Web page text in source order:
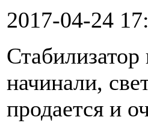
2017-04-24
начинали,
продается и